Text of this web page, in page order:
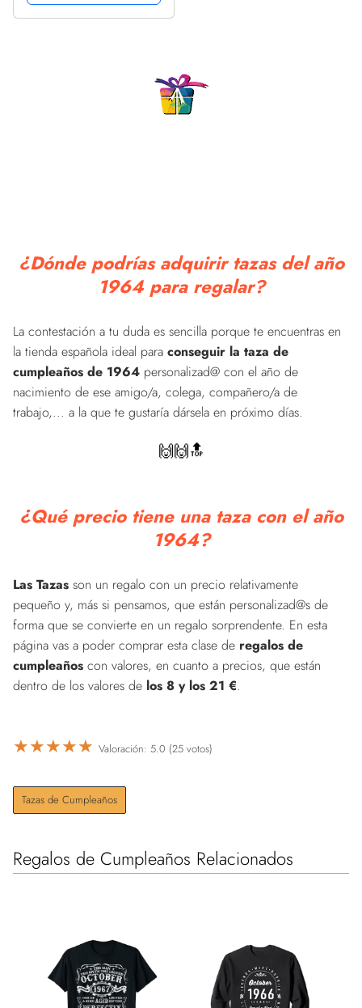
¿Dónde podrías adquirir tazas del año
1964 para regalar?
La contestación a tu duda es sencilla porque te encuentras en
la tienda española ideal para conseguir la taza de
cumpleaños de 1964 personalizad@ con el año de
nacimiento de ese amigo/a, colega, compañero/a de
trabajo,... a la que te gustaría dársela en próximo días.
🙌🙌🔝
¿Qué precio tiene una taza con el año
1964?
Las Tazas son un regalo con un precio relativamente
pequeño y, más si pensamos, que están personalizad@s de
forma que se convierte en un regalo sorprendente. En esta
página vas a poder comprar esta clase de regalos de
cumpleaños con valores, en cuanto a precios, que están
dentro de los valores de los 8 y los 21 €.
★★★★★ Valoración: 5.0 (25 votos)
Tazas de Cumpleaños
Regalos de Cumpleaños Relacionados